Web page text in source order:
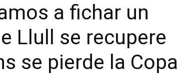
a fichar un
Llull se recupere
se pierde la Copa